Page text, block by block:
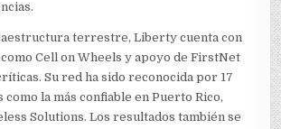
terrestre, Liberty cuenta con
Cell on Wheels y apoyo de FirstNet
Su red ha sido reconocida por 17
como la más confiable en Puerto Rico,
Solutions. Los resultados también se